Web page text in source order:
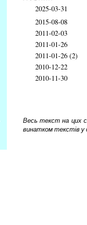
2025-03-31
2015-08-08
2011-02-03
2011-01-26
2011-01-26 (2)
2010-12-22
2010-11-30
Весь текст на цих
винатком текстів у